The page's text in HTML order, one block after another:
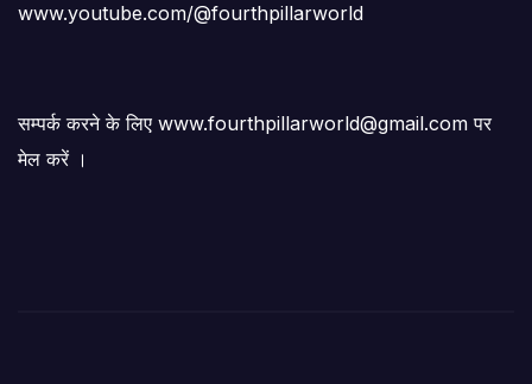
www.youtube.com/@fourthpillarworld
सम्पर्क करने के लिए www.fourthpillarworld@gmail.com पर
मेल करें ।